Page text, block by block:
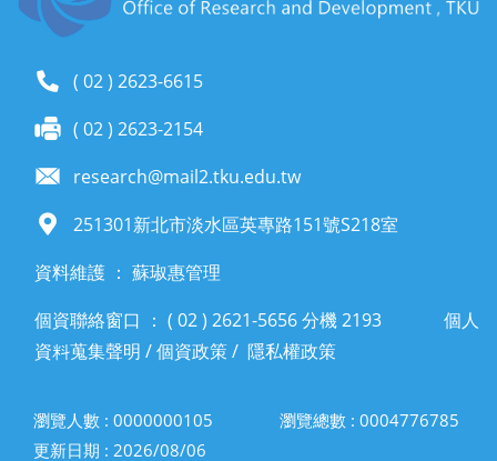
( 02 ) 2623-6615
( 02 ) 2623-2154
research@mail2.tku.edu.tw
251301新北市淡水區英專路151號S218室
資料維護 ： 蘇琡惠管理
個資聯絡窗口 ： ( 02 ) 2621-5656 分機 2193 個人
資料蒐集聲明 /個資政策/ 隱私權政策
瀏覽人數 : 0000000105
瀏覽總數 : 0004776785
更新日期 : 2026/08/06